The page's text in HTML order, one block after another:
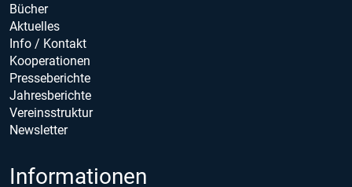
Bücher
Aktuelles
Info / Kontakt
Kooperationen
Presseberichte
Jahresberichte
Vereinsstruktur
Newsletter
Informationen